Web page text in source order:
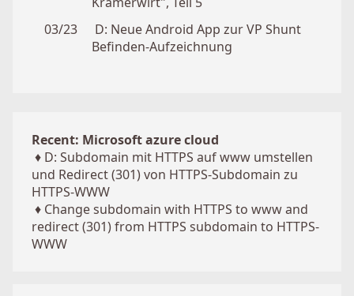
03/23
D: Neue Android App zur VP Shunt
Befinden-Aufzeichnung
Recent: Microsoft azure cloud
♦ D: Subdomain mit HTTPS auf www umstellen
und Redirect (301) von HTTPS-Subdomain zu
HTTPS-WWW
♦ Change subdomain with HTTPS to www and
redirect (301) from HTTPS subdomain to HTTPS-
WWW